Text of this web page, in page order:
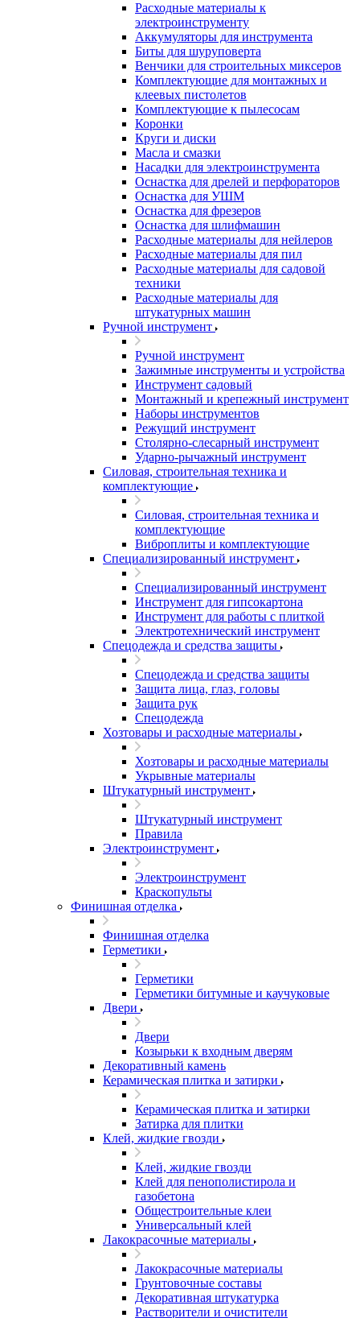
Расходные материалы к
электроинструменту
Аккумуляторы для инструмента
Биты для шуруповерта
Венчики для строительных миксеров
Комплектующие для монтажных и
клеевых пистолетов
Комплектующие к пылесосам
Коронки
Круги и диски
Масла и смазки
Насадки для электроинструмента
Оснастка для дрелей и перфораторов
Оснастка для УШМ
Оснастка для фрезеров
Оснастка для шлифмашин
Расходные материалы для нейлеров
Расходные материалы для пил
Расходные материалы для садовой
техники
Расходные материалы для
штукатурных машин
Ручной инструмент
Ручной инструмент
Зажимные инструменты и устройства
Инструмент садовый
Монтажный и крепежный инструмент
Наборы инструментов
Режущий инструмент
Столярно-слесарный инструмент
Ударно-рычажный инструмент
Силовая, строительная техника и
комплектующие
Силовая, строительная техника и
комплектующие
Виброплиты и комплектующие
Специализированный инструмент
Специализированный инструмент
Инструмент для гипсокартона
Инструмент для работы с плиткой
Электротехнический инструмент
Спецодежда и средства защиты
Спецодежда и средства защиты
Защита лица, глаз, головы
Защита рук
Спецодежда
Хозтовары и расходные материалы
Хозтовары и расходные материалы
Укрывные материалы
Штукатурный инструмент
Штукатурный инструмент
Правила
Электроинструмент
Электроинструмент
Краскопульты
Финишная отделка
Финишная отделка
Герметики
Герметики
Герметики битумные и каучуковые
Двери
Двери
Козырьки к входным дверям
Декоративный камень
Керамическая плитка и затирки
Керамическая плитка и затирки
Затирка для плитки
Клей, жидкие гвозди
Клей, жидкие гвозди
Клей для пенополистирола и
газобетона
Общестроительные клеи
Универсальный клей
Лакокрасочные материалы
Лакокрасочные материалы
Грунтовочные составы
Декоративная штукатурка
Растворители и очистители